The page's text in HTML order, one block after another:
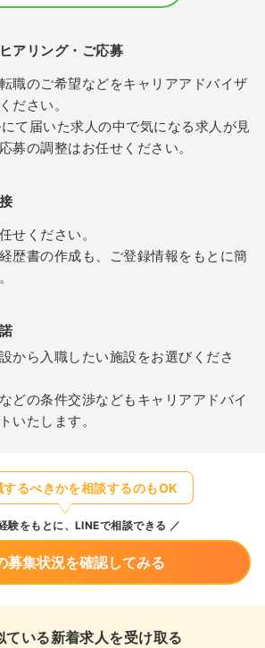
アリング・ご応募
職のご希望などをキャリアアドバイザ
ださい。
て届いた求人の中で気になる求人が見
募の調整はお任せください。
せください。
歴書の作成も、ご登録情報をもとに簡
から入職したい施設をお選びくださ
どの条件交渉などもキャリアアドバイ
いたします。
するべきかを相談するのもOK
験をもとに、LINEで相談できる
募集状況を確認してみる
ている新着求人を受け取る